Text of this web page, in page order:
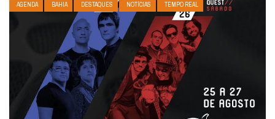
AGENDA BAHIA DESTAQUES NOTÍCIAS TEMPO REAL